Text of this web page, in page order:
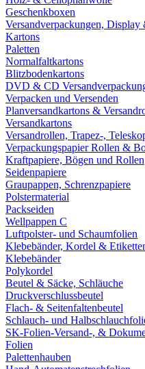
Geschenkboxen
Versandverpackungen,
Kartons
Paletten
Normalfaltkartons
Blitzbodenkartons
DVD & CD
Verpacken und Versenden
Planversandkartons &
Versandkartons
Versandrollen, Trapez-,
Verpackungspapier Rollen &
Kraftpapiere, Bögen und Rollen
Seidenpapiere
Graupappen, Schrenzpapiere
Polstermaterial
Packseiden
Wellpappen C
Luftpolster- und Schaumfolien
Klebebänder, Kordel &
Klebebänder
Polykordel
Beutel & Säcke, Schläuche
Druckverschlussbeutel
Flach- & Seitenfaltenbeutel
Schlauch- und
SK-Folien-Versand-, &
Folien
Palettenhauben